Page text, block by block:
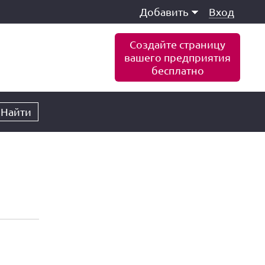
Добавить Вход
Создайте страницу
вашего предприятия
бесплатно
Найти